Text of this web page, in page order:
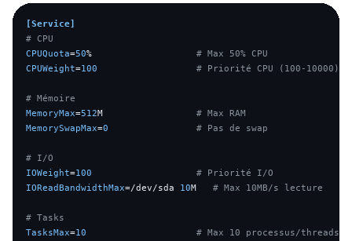
[Service]
# CPU
CPUQuota=50% # Max 50% CPU
CPUWeight=100 # Priorité CPU (100-10000)
# Mémoire
MemoryMax=512M # Max RAM
MemorySwapMax=0 # Pas de swap
# I/O
IOWeight=100
# Priorité I/O
IOReadBandwidthMax=/dev/sda 10M # Max 10MB/s lecture
# Tasks
TasksMax=10 # Max 10 processus/threads